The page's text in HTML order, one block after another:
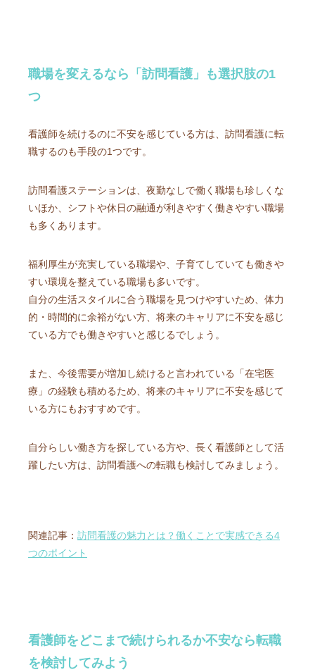
職場を変えるなら「訪問看護」も選択肢の1
つ
看護師を続けるのに不安を感じている方は、訪問看護に転
職するのも手段の1つです。
訪問看護ステーションは、夜勤なしで働く職場も珍しくな
いほか、シフトや休日の融通が利きやすく働きやすい職場
も多くあります。
福利厚生が充実している職場や、子育てしていても働きや
すい環境を整えている職場も多いです。
自分の生活スタイルに合う職場を見つけやすいため、体力
的・時間的に余裕がない方、将来のキャリアに不安を感じ
ている方でも働きやすいと感じるでしょう。
また、今後需要が増加し続けると言われている「在宅医
療」の経験も積めるため、将来のキャリアに不安を感じて
いる方にもおすすめです。
自分らしい働き方を探している方や、長く看護師として活
躍したい方は、訪問看護への転職も検討してみましょう。
関連記事： 訪問看護の魅力とは？働くことで実感できる4
つのポイント
看護師をどこまで続けられるか不安なら転職
を検討してみよう